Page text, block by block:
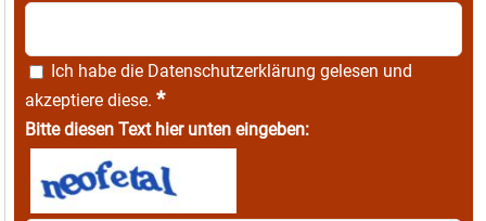
Ich habe die Datenschutzerklärung gelesen und
akzeptiere diese. *
Bitte diesen Text hier unten eingeben: